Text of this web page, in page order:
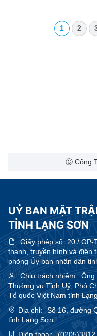
1 2
Ⓒ Cổng
UỶ BAN MẶT
TỈNH LẠNG SƠN
Giấy phép số:20 / GP-
thanh, truyền hình và điện
phòng Ủy ban nhân dân
Chịu trách nhiệm:Ông
Thường vụ Tỉnh Uỷ, Phó
Tổ quốc Việt Nam tỉnh
Địa chỉ:
Số 16, đường
tỉnh Lạng Sơn
Điện thoại: